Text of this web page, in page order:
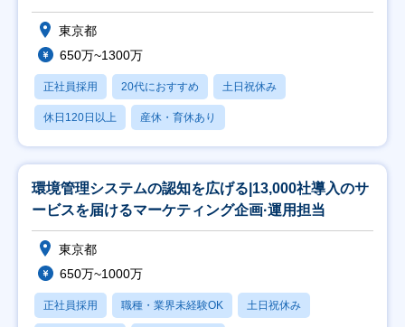
任
東京都
650万~1300万
正社員採用 20代におすすめ 土日祝休み
休日120日以上 産休・育休あり
環境管理システムの認知を広げる|13,000社導入のサ
ービスを届けるマーケティング企画·運用担当
東京都
650万~1000万
正社員採用 職種・業界未経験OK 土日祝休み